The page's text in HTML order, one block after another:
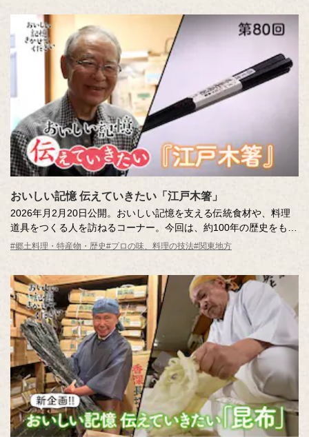
おいしい記憶 伝えていきたい「江戸木箸」
2026年月2月20日公開。おいしい記憶を支える伝統食材や、料理
道具をつくる人を訪ねるコーナー。今回は、約100年の歴史をもつ
「江戸木箸」。東京隅田区の老舗箸店「大黒屋」の竹田勝彦さん
るジェスチャーにも注目です♪
#郷土料理・特産物・歴史#プロの味、料理の技法#関東地方